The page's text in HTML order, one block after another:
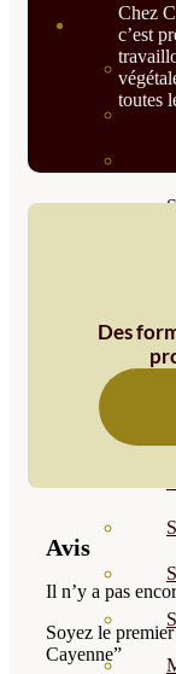
SEMILLAS
Chez
c’est
toutes
Des
Avis
Il n’y a pas
Soyez le
Cayenne”